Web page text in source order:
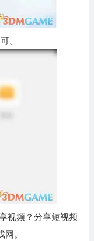
。
视频？分享短视频
。